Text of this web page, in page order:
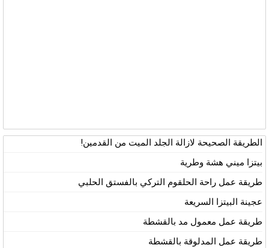
الطريقة الصحيحة لازالة الجلد الميت من القدمين!
بيتزا ميني هشة وطرية
طريقة عمل راحة الحلقوم التركي بالفستق الحلبي
عجينة البيتزا السريعة
طريقة عمل معمول مد بالقشطة
طريقة عمل المدلوقة بالقشطة